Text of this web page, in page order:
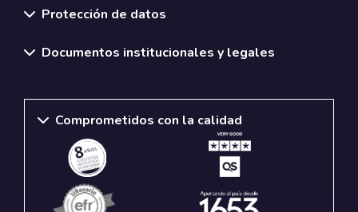
Protección de datos
Documentos institucionales y legales
Comprometidos con la calidad